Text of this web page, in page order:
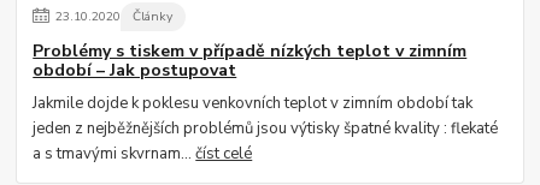
23.10.2020 Články
Problémy s tiskem v případě nízkých teplot v zimním
období – Jak postupovat
Jakmile dojde k poklesu venkovních teplot v zimním období tak
jeden z nejběžnějších problémů jsou výtisky špatné kvality : flekaté
a s tmavými skvrnam...číst celé